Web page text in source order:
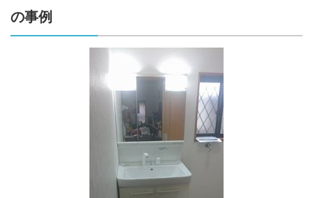
の事例